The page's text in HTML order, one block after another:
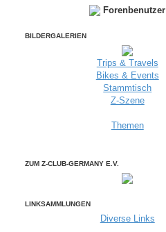
Forenbenutzer
BILDERGALERIEN
Trips & Travels
Bikes & Events
Stammtisch
Z-Szene
Themen
ZUM Z-CLUB-GERMANY E.V.
LINKSAMMLUNGEN
Diverse Links